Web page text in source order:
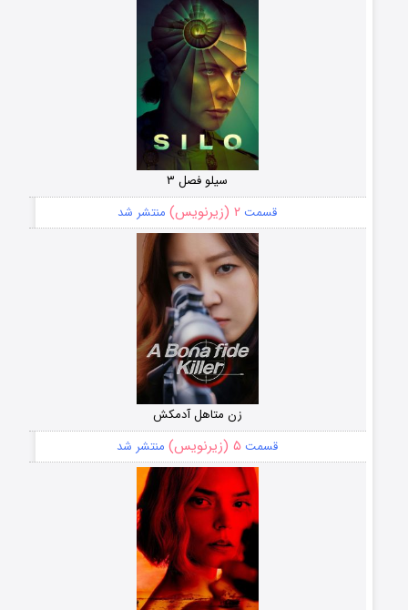
سیلو فصل ۳
قسمت ۲ (زیرنویس) منتشر شد
زن متاهل آدمکش
قسمت ۵ (زیرنویس) منتشر شد